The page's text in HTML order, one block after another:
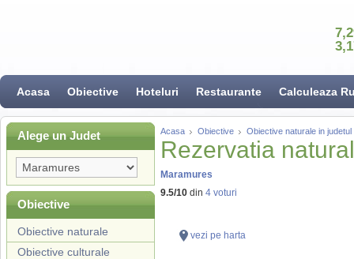
Acasa Obiective Hoteluri Restaurante Calculeaza
Alege un Judet
Obiective
Obiective naturale
Obiective culturale
Acasa Obiective Obiective naturale in
Rezervatia
Maramures
9.5/10 din 4 voturi
vezi pe harta